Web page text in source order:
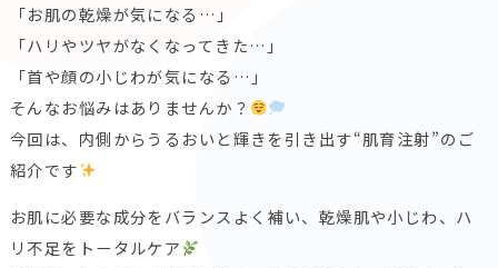
「お肌の乾燥が気になる…」
「ハリやツヤがなくなってきた…」
「首や顔の小じわが気になる…」
そんなお悩みはありませんか？
今回は、内側からうるおいと輝きを引き出す“肌育注射”のご
紹介です
お肌に必要な成分をバランスよく補い、乾燥肌や小じわ、ハ
リ不足をトータルケア